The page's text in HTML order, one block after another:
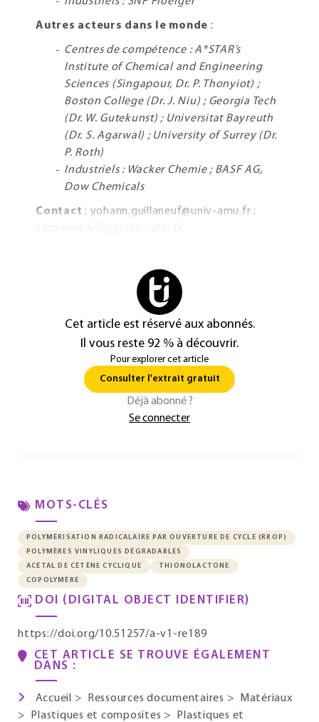
Autres acteurs dans le monde :
Centres de compétence : A*STAR’s
Institute of Chemical and Engineering
Sciences (Singapour, Dr. P. Thonyiot) ;
Boston College (Dr. J. Niu) ; Georgia Tech
(Dr. W. Gutekunst) ; Universitat Bayreuth
(Dr. S. Agarwal) ; University of Surrey (Dr.
P. Roth)
Industriels : Wacker Chemie ; BASF AG,
Dow Chemicals
Contact : yohann.guillaneuf@univ-amu.fr ;
Cet article est réservé aux abonnés.
Il vous reste 92 % à découvrir.
Pour explorer cet article
Consulter l'extrait gratuit
Déjà abonné ?
Se connecter
MOTS-CLÉS
POLYMÉRISATION RADICALAIRE PAR OUVERTURE DE CYCLE (RROP)
POLYMÈRES VINYLIQUES DÉGRADABLES
ACÉTAL DE CÉTÈNE CYCLIQUE
THIONOLACTONE
COPOLYMÈRE
DOI (DIGITAL OBJECT IDENTIFIER)
https://doi.org/10.51257/a-v1-re189
CET ARTICLE SE TROUVE ÉGALEMENT
DANS :
Accueil > Ressources documentaires >
Matériaux
>
Plastiques et composites >
Plastiques et